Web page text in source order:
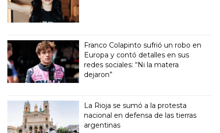
Franco Colapinto sufrió un robo en
Europa y contó detalles en sus
redes sociales: “Ni la matera
dejaron”
La Rioja se sumó a la protesta
nacional en defensa de las tierras
argentinas